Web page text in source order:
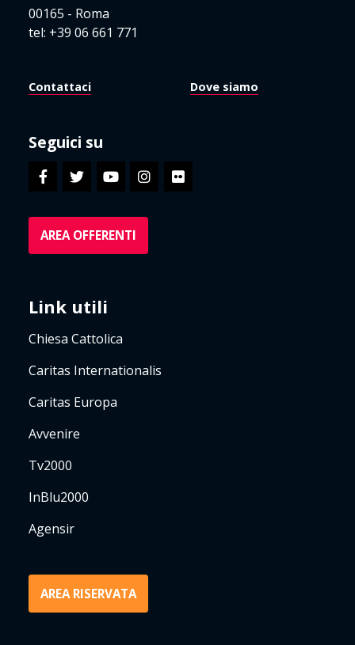
00165 - Roma
tel: +39 06 661 771
Contattaci Dove siamo
Seguici su
AREA OFFERENTI
Link utili
Chiesa Cattolica
Caritas Internationalis
Caritas Europa
Avvenire
Tv2000
InBlu2000
Agensir
AREA RISERVATA